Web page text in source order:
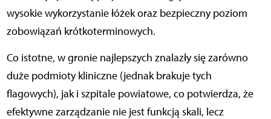
wysokie wykorzystanie łóżek oraz bezpieczny poziom
zobowiązań krótkoterminowych.
Co istotne, w gronie najlepszych znalazły się zarówno
duże podmioty kliniczne (jednak brakuje tych
flagowych), jak i szpitale powiatowe, co potwierdza, że
efektywne zarządzanie nie jest funkcją skali, lecz